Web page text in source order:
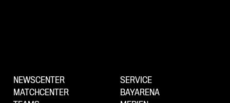
NEWSCENTER
MATCHCENTER
SERVICE
BAYARENA